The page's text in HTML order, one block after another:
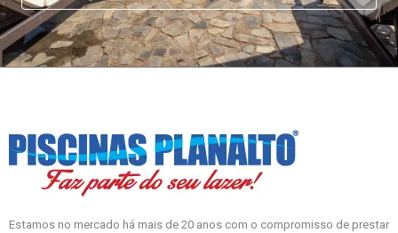
Estamos no mercado há mais de 20 anos com o compromisso de prestar